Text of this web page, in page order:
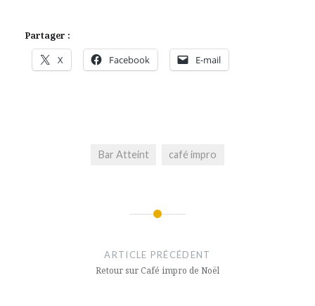
Partager :
X Facebook E-mail
Bar Atteint café impro
ARTICLE PRÉCÉDENT
Retour sur Café impro de Noël